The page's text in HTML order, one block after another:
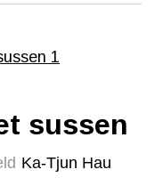
sussen
Ka-Tjun Hau